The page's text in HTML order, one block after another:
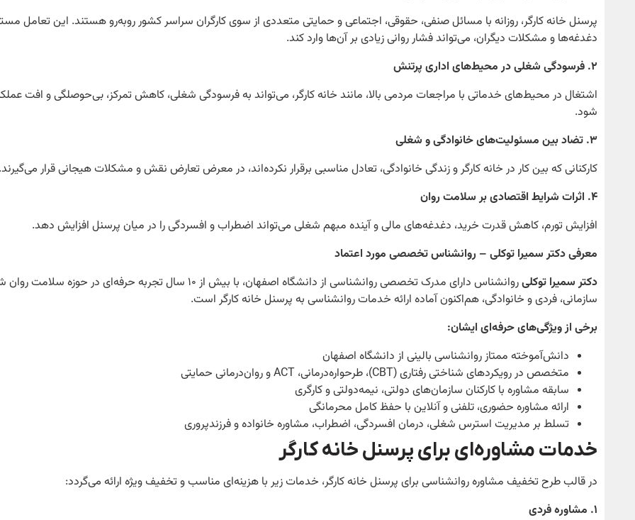
پرسنل خانه کارگر، روزانه با مسائل صنفی، حقوقی، اجتماعی و حمایتی متعددی از سوی کارگران سراسر کشور روبه‌رو هستند. این تعامل
دغدغه‌ها و مشکلات دیگران، می‌تواند فشار روانی زیادی بر آن‌ها وارد کند.
۲. فرسودگی شغلی در محیط‌های اداری پرتنش
اشتغال در محیط‌های خدماتی با مراجعات مردمی بالا، مانند خانه کارگر، می‌تواند به فرسودگی شغلی، کاهش تمرکز، بی‌حوصلگی و افت
شود.
۳. تضاد بین مسئولیت‌های خانوادگی و شغلی
کارکنانی که بین کار در خانه کارگر و زندگی خانوادگی، تعادل مناسبی برقرار نکرده‌اند، در معرض تعارض نقش و مشکلات هیجانی قرار می‌گیرند.
۴. اثرات شرایط اقتصادی بر سلامت روان
افزایش تورم، کاهش قدرت خرید، دغدغه‌های مالی و آینده مبهم شغلی می‌تواند اضطراب و افسردگی را در میان پرسنل افزایش دهد.
معرفی دکتر سمیرا توکلی – روانشناس تخصصی مورد اعتماد
دکتر سمیرا توکلی
روانشناس دارای مدرک تخصصی روانشناسی از دانشگاه اصفهان، با بیش از ۱۰ سال تجربه حرفه‌ای در حوزه
سازمانی، فردی و خانوادگی، هم‌اکنون آماده ارائه خدمات روانشناسی به پرسنل خانه کارگر است.
برخی از ویژگی‌های حرفه‌ای ایشان:
دانش‌آموخته ممتاز روانشناسی بالینی از دانشگاه اصفهان
متخصص در رویکردهای شناختی رفتاری (CBT)، طرحواره‌درمانی، ACT و روان‌درمانی حمایتی
سابقه مشاوره با کارکنان سازمان‌های دولتی، نیمه‌دولتی و کارگری
ارائه مشاوره حضوری، تلفنی و آنلاین با حفظ کامل محرمانگی
تسلط بر مدیریت استرس شغلی، درمان افسردگی، اضطراب، مشاوره خانواده و فرزندپروری
خدمات مشاوره‌ای برای پرسنل خانه کارگر
در قالب طرح تخفیف مشاوره روانشناسی برای پرسنل خانه کارگر، خدمات زیر با هزینه‌ای مناسب و تخفیف ویژه ارائه می‌گردد:
۱. مشاوره فردی